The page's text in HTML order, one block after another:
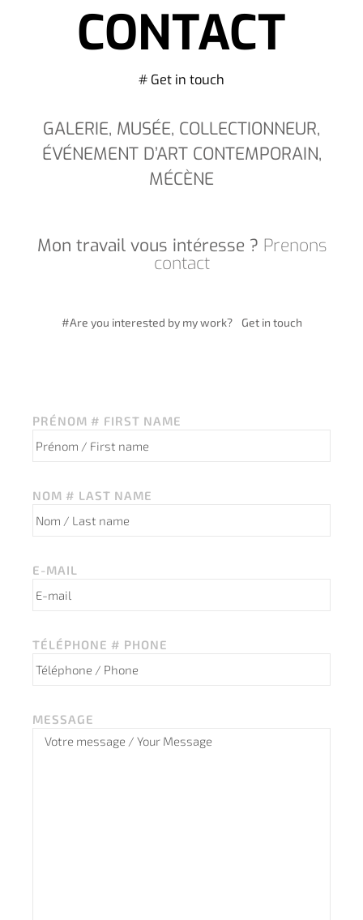
CONTACT
# Get in touch
GALERIE, MUSÉE, COLLECTIONNEUR,
ÉVÉNEMENT D’ART CONTEMPORAIN,
MÉCÈNE
Mon travail vous intéresse ? Prenons
contact
#Are you interested by my work? Get in touch
PRÉNOM # FIRST NAME
NOM # LAST NAME
E-MAIL
TÉLÉPHONE # PHONE
MESSAGE